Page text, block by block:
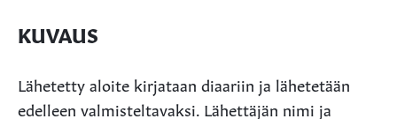
KUVAUS
Lähetetty aloite kirjataan diaariin ja lähetetään
edelleen valmisteltavaksi. Lähettäjän nimi ja